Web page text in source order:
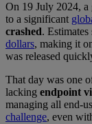
On 19 July 2024,
to a significant
crashed. Estimates
dollars, making it
was released
That day was one
lacking endpoint
managing all end-
challenge, even